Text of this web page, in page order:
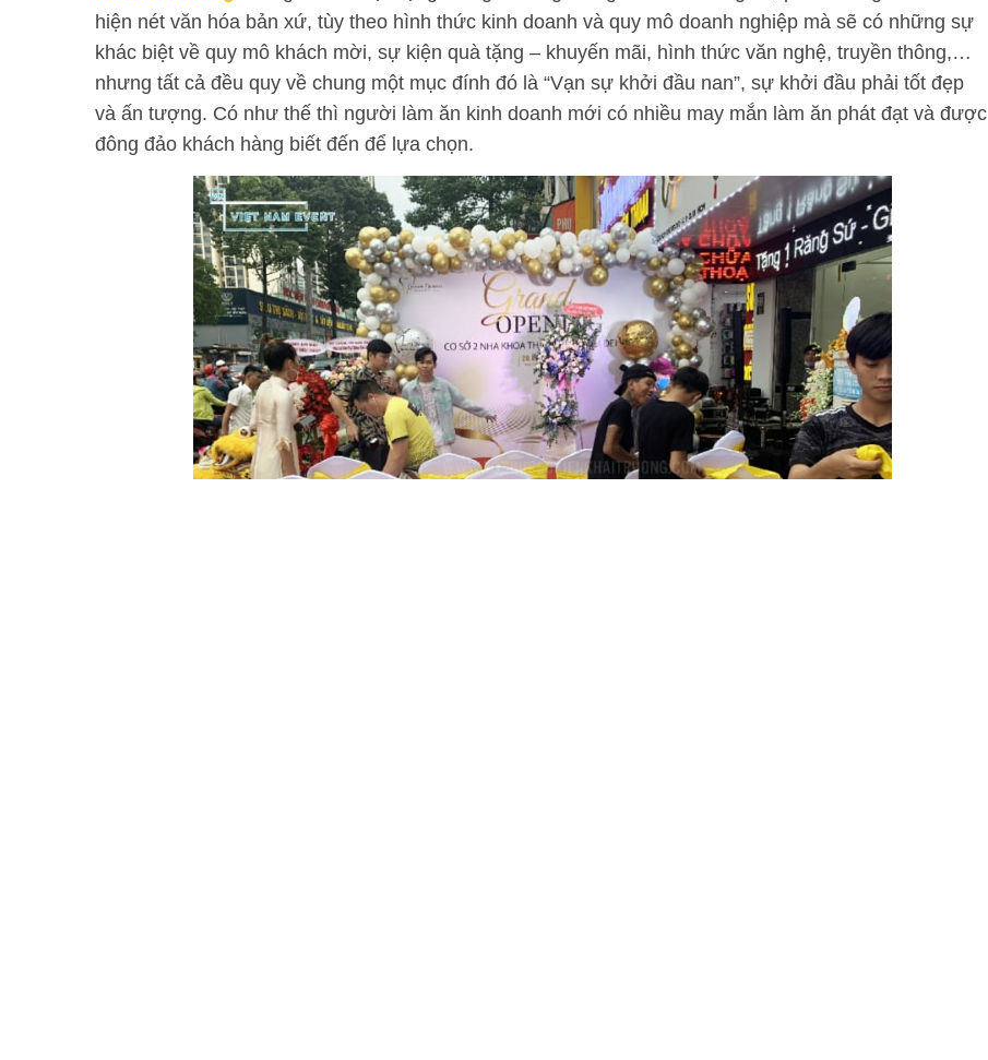
hiện nét văn hóa bản xứ, tùy theo hình thức kinh doanh và quy mô doanh nghiệp mà sẽ có những sự
khác biệt về quy mô khách mời, sự kiện quà tặng – khuyến mãi, hình thức văn nghệ, truyền thông,…
nhưng tất cả đều quy về chung một mục đính đó là “Vạn sự khởi đầu nan”, sự khởi đầu phải tốt đẹp
và ấn tượng. Có như thế thì người làm ăn kinh doanh mới có nhiều may mắn làm ăn phát đạt và được
đông đảo khách hàng biết đến để lựa chọn.